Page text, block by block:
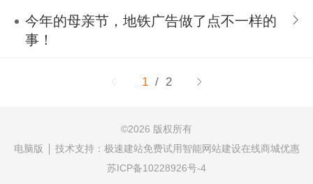
今年的母亲节，地铁广告做了点不一样的
事！
1 / 2
©2026 版权所有
电脑版
技术支持： 极速建站免费试用智能网站建设在线商城优惠
苏ICP备10228926号-4